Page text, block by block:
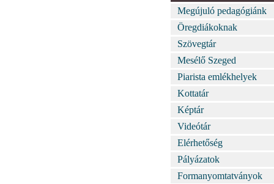
Megújuló pedagógiánk
Öregdiákoknak
Szövegtár
Mesélő Szeged
Piarista emlékhelyek
Kottatár
Képtár
Videótár
Elérhetőség
Pályázatok
Formanyomtatványok